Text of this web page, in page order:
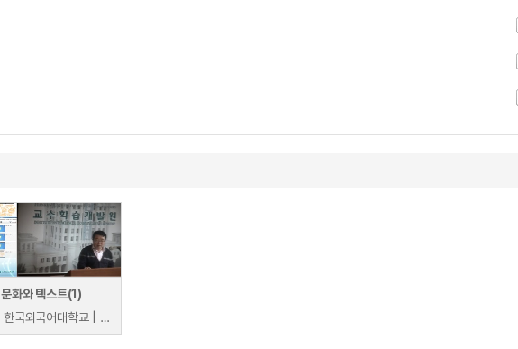
문화와 텍스트(1)
한국외국어대학교 | 이동일